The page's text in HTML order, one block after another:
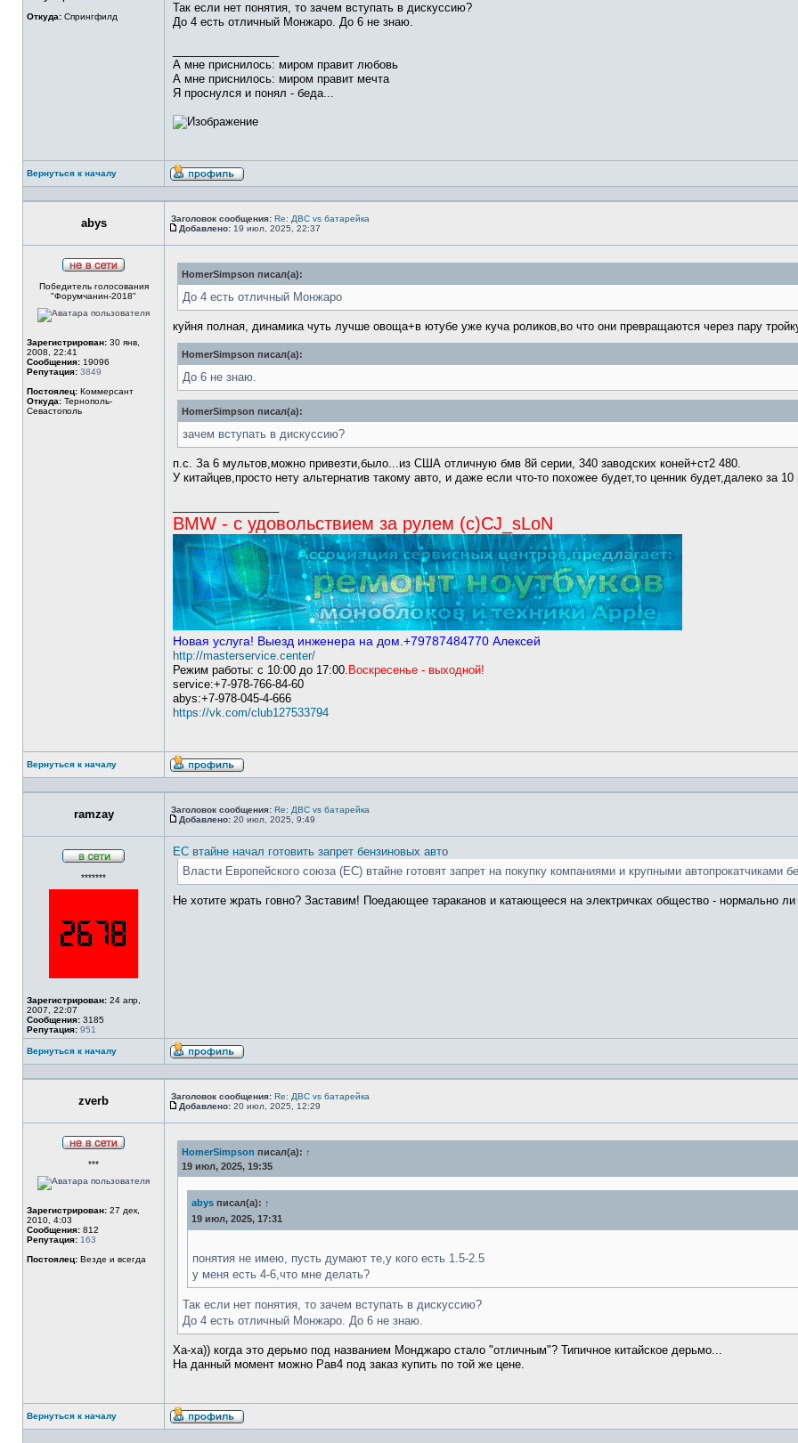
Откуда: Спрингфилд
Так если нет понятия, то зачем вступать в дискуссию?
До 4 есть отличный Монжаро. До 6 не знаю.
А мне приснилось: миром правит любовь
А мне приснилось: миром правит мечта
Я проснулся и понял - беда...
Вернуться к началу
Профиль
abys Заголовок сообщения: Re: ДВС vs батарейка
Сообщение
Добавлено: 19 июл, 2025, 22:37
в
сети
Победитель голосования
"Форумчанин-2018"
Зарегистрирован: 30 янв,
2008, 22:41
Сообщения: 19096
Репутация: 3849
Постоялец: Коммерсант
Откуда: Тернополь-
Севастополь
HomerSimpson писал(а):
До 4 есть отличный Монжаро
куйня полная, динамика чуть лучше овоща+в ютубе уже куча роликов,во что они превращаются через пару
HomerSimpson писал(а):
До 6 не знаю.
HomerSimpson писал(а):
зачем вступать в дискуссию?
п.с. За 6 мультов,можно привезти,было...из США отличную бмв 8й серии, 340 заводских коней+ст2 480.
У китайцев,просто нету альтернатив такому авто, и даже если что-то похожее будет,то ценник будет,далеко за 10
BMW - с удовольствием за рулем (с)CJ_sLoN
Новая услуга! Выезд инженера на дом.+79787484770 Алексей
http://masterservice.center/
Режим работы: с 10:00 до 17:00. Воскресенье - выходной!
service:+7-978-766-84-60
abys:+7-978-045-4-666
https://vk.com/club127533794
Вернуться к началу
Профиль
ramzay Заголовок сообщения: Re: ДВС vs батарейка
Сообщение
Добавлено: 20 июл, 2025, 9:49
*******
Зарегистрирован: 24 апр,
2007, 22:07
Сообщения: 3185
Репутация: 951
ЕС втайне начал готовить запрет бензиновых авто
Власти Европейского союза (ЕС) втайне готовят запрет на покупку компаниями и крупными автопрокатчиками
Не хотите жрать говно? Заставим! Поедающее тараканов и катающееся на электричках общество - нормально ли
Вернуться к началу
Профиль
zverb Заголовок сообщения: Re: ДВС vs батарейка
Сообщение
Добавлено: 20 июл, 2025, 12:29
***
Зарегистрирован: 27 дек,
2010, 4:03
Сообщения: 812
Репутация: 163
Постоялец: Везде и всегда
HomerSimpson писал(а): ↑
19 июл, 2025, 19:35
abys писал(а): ↑
19 июл, 2025, 17:31
понятия не имею, пусть думают те,у кого есть 1.5-2.5
у меня есть 4-6,что мне делать?
Так если нет понятия, то зачем вступать в дискуссию?
До 4 есть отличный Монжаро. До 6 не знаю.
Ха-ха)) когда это дерьмо под названием Монджаро стало "отличным"? Типичное китайское дерьмо...
На данный момент можно Рав4 под заказ купить по той же цене.
Вернуться к началу
Профиль